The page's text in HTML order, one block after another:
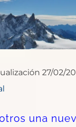
27/02/
una